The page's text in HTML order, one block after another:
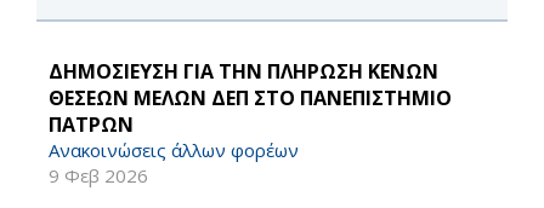
ΔΗΜΟΣΙΕΥΣΗ ΓΙΑ ΤΗΝ ΠΛΗΡΩΣΗ ΚΕΝΩΝ
ΘΕΣΕΩΝ ΜΕΛΩΝ ΔΕΠ ΣΤΟ ΠΑΝΕΠΙΣΤΗΜΙΟ
ΠΑΤΡΩΝ
Ανακοινώσεις άλλων φορέων
9 Φεβ 2026